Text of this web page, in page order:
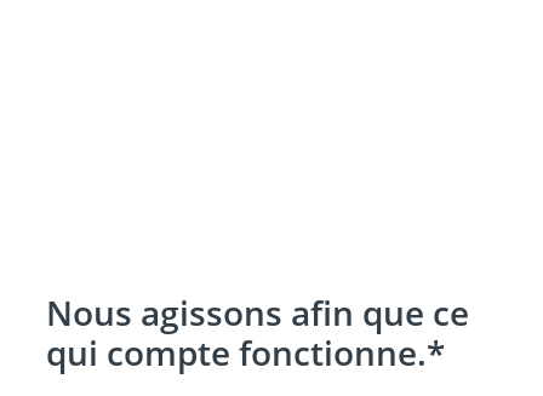
Nous agissons afin que ce
qui compte fonctionne.*